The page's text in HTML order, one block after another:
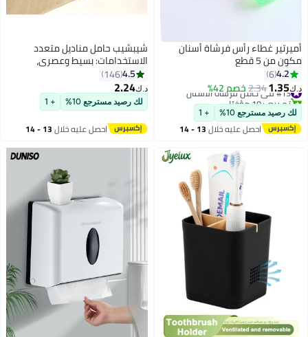
أميرتير غطاء رأس فرشاة أسنان
مكون من 5 قطع
4.2
6
د.ك‏1.35
2.34خصم 42% #13 في حامل فرشاة الأسنان
تم بيع +10 مؤخرًا
#13 في حامل فرشاة الأسنان
لك رصيد مسترجع 10% + 1
احصل عليه خلال 13 - 14
شيبشيب حامل مناديل متعدد
الاستخدامات: بسيط وعصري،
مناسب للحمام والغرفة الجلوس
وغرفة النوم والمطعم والمكتب
وغيرها من الأماكن.
4.5
146
د.ك‏2.24
لك رصيد مسترجع 10% + 1
احصل عليه خلال 13 - 14